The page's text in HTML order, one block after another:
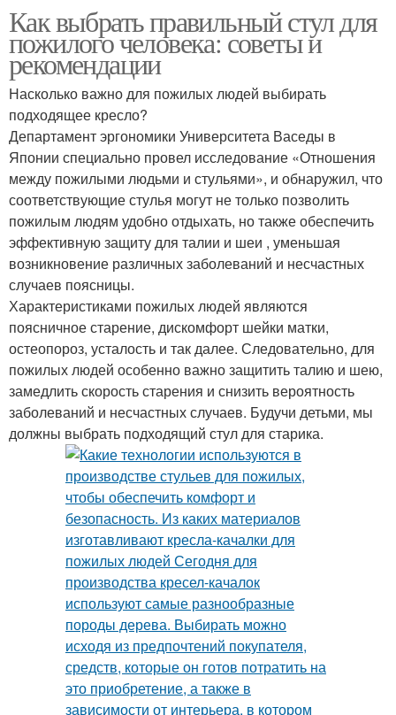
Как выбрать правильный стул для
пожилого человека: советы и
рекомендации
Насколько важно для пожилых людей выбирать
подходящее кресло?
Департамент эргономики Университета Васеды в
Японии специально провел исследование «Отношения
между пожилыми людьми и стульями», и обнаружил, что
соответствующие стулья могут не только позволить
пожилым людям удобно отдыхать, но также обеспечить
эффективную защиту для талии и шеи , уменьшая
возникновение различных заболеваний и несчастных
случаев поясницы.
Характеристиками пожилых людей являются
поясничное старение, дискомфорт шейки матки,
остеопороз, усталость и так далее. Следовательно, для
пожилых людей особенно важно защитить талию и шею,
замедлить скорость старения и снизить вероятность
заболеваний и несчастных случаев. Будучи детьми, мы
должны выбрать подходящий стул для старика.